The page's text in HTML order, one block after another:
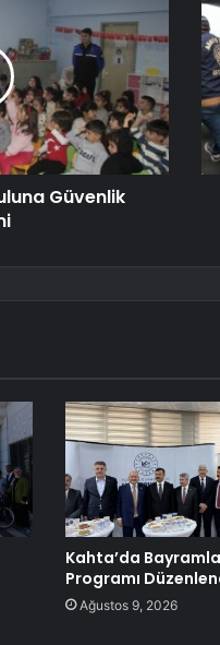
Güvenlik
Kahta’da
Programı
Ağustos 9, 2026